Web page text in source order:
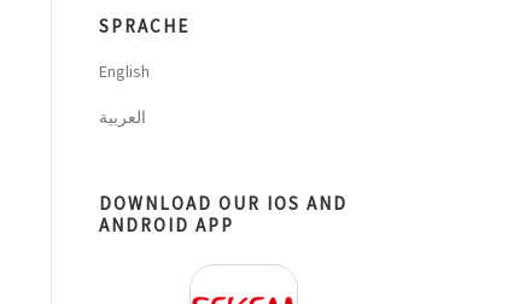
SPRACHE
English
العربية
DOWNLOAD OUR IOS AND
ANDROID APP